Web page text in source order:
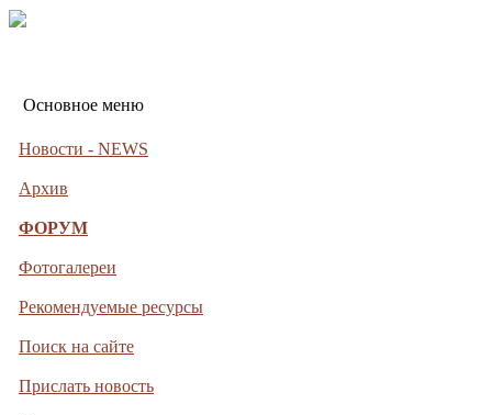
Основное меню
Новости - NEWS
Архив
ФОРУМ
Фотогалереи
Рекомендуемые ресурсы
Поиск на сайте
Прислать новость